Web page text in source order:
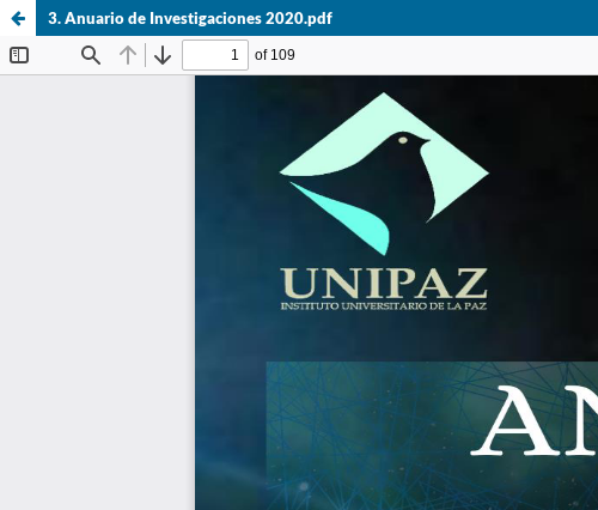
3. Anuario de Investigaciones 2020.pdf